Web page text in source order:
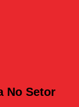
No Setor